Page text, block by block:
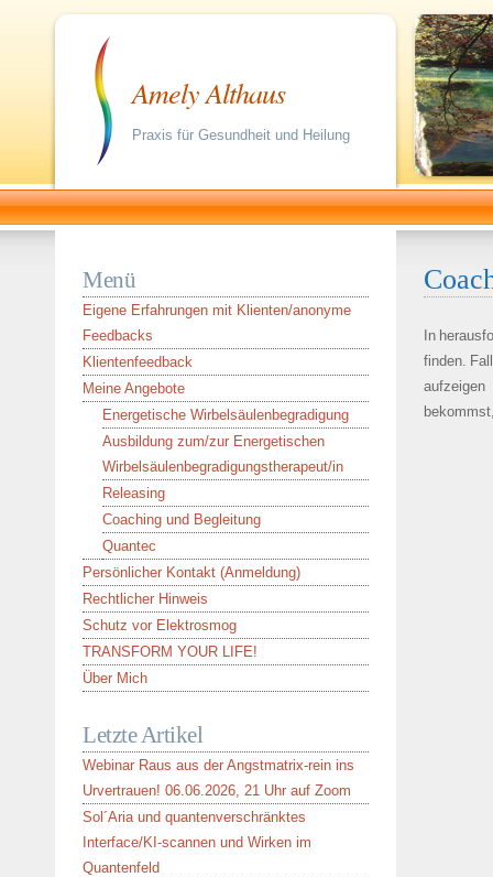
Amely Althaus
Praxis für Gesundheit und Heilung
In
finden.
Menü
Eigene Erfahrungen mit Klienten/anonyme
Feedbacks
Klientenfeedback
Meine Angebote
Energetische Wirbelsäulenbegradigung
Ausbildung zum/zur Energetischen
Wirbelsäulenbegradigungstherapeut/in
Releasing
Coaching und Begleitung
Quantec
Persönlicher Kontakt (Anmeldung)
Rechtlicher Hinweis
Schutz vor Elektrosmog
TRANSFORM YOUR LIFE!
Über Mich
Letzte Artikel
Webinar Raus aus der Angstmatrix-rein ins
Urvertrauen! 06.06.2026, 21 Uhr auf Zoom
Sol´Aria und quantenverschränktes
Interface/KI-scannen und Wirken im
Quantenfeld